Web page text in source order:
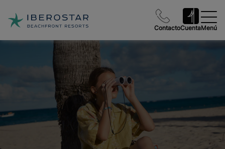
ContactoCuentaMenú